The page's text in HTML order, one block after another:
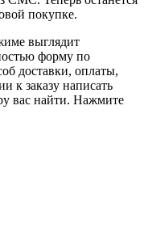
покупке.
выглядит
форму по
доставки, оплаты,
к заказу написать
вас найти. Нажмите